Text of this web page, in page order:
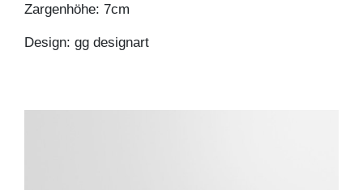
Zargenhöhe: 7cm
Design: gg designart